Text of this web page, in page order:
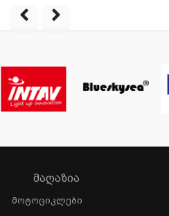
ᲛᲐᲦᲐᲖᲘᲐ
Მოტოციკლები